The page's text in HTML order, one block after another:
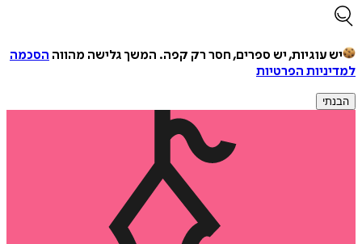
יש עוגיות, יש ספרים, חסר רק קפה. המשך גלישה מהווה הסכמה
למדיניות הפרטיות
הבנתי